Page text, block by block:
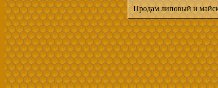
Продам липовый и